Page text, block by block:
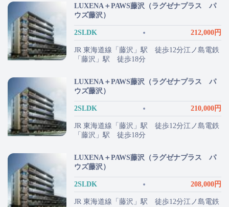
LUXENA＋PAWS藤沢（ラグゼナプラス パ
ウズ藤沢）
2SLDK 212,000円
JR 東海道線「藤沢」駅 徒歩12分江ノ島電鉄
「藤沢」駅 徒歩18分
LUXENA＋PAWS藤沢（ラグゼナプラス パ
ウズ藤沢）
2SLDK 210,000円
JR 東海道線「藤沢」駅 徒歩12分江ノ島電鉄
「藤沢」駅 徒歩18分
LUXENA＋PAWS藤沢（ラグゼナプラス パ
ウズ藤沢）
2SLDK 208,000円
JR 東海道線「藤沢」駅 徒歩12分江ノ島電鉄